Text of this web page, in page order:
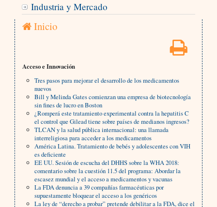
Industria y Mercado
Inicio
Acceso e Innovación
Tres pasos para mejorar el desarrollo de los medicamentos
nuevos
Bill y Melinda Gates comienzan una empresa de biotecnología
sin fines de lucro en Boston
¿Romperá este tratamiento experimental contra la hepatitis C
el control que Gilead tiene sobre países de medianos ingresos?
TLCAN y la salud pública internacional: una llamada
interreligiosa para acceder a los medicamentos
América Latina. Tratamiento de bebés y adolescentes con VIH
es deficiente
EE UU. Sesión de escucha del DHHS sobre la WHA 2018:
comentario sobre la cuestión 11.5 del programa: Abordar la
escasez mundial y el acceso a medicamentos y vacunas
La FDA denuncia a 39 compañías farmacéuticas por
supuestamente bloquear el acceso a los genéricos
La ley de “derecho a probar” pretende debilitar a la FDA, dice el